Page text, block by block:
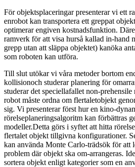
För objektsplaceringar presenterar vi ett
enrobot kan transportera ett greppat
optimerar engiven kostnadsfunktion.
ramverk för att visa hurså kallad in-hand
grepp utan att släppa objektet) kanöka
som roboten kan utföra.
Till slut utökar vi våra metoder bortom
kollisionoch studerar planering för
studerar det speciellafallet non-prehensile
robot måste ordna om flertaletobjekt
sig. Vi presenterar först hur en kino-
rörelseplaneringsalgoritm kan förbättras
modeller.Detta görs i syftet att hitta
flertalet objekt tillgivna konfigurationer.
kan använda Monte Carlo-trädsök för att
problem där objekt ska om-arrangeras.
sortera objekt enligt kategorier som en